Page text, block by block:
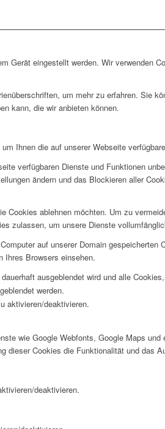
Gerät eingestellt werden. Wir verwenden
um mehr zu erfahren. Sie
kann, die wir anbieten können.
Ihnen die auf unserer Webseite
verfügbaren Dienste und Funktionen
ändern und das Blockieren aller
Cookies ablehnen möchten. Um zu
zulassen, um unsere Dienste
auf unserer Domain
Ihres Browsers einsehen.
ausgeblendet wird und alle
werden.
aktivieren/deaktivieren.
wie Google Webfonts, Google Maps
dieser Cookies die Funktionalität und das
deaktivieren.